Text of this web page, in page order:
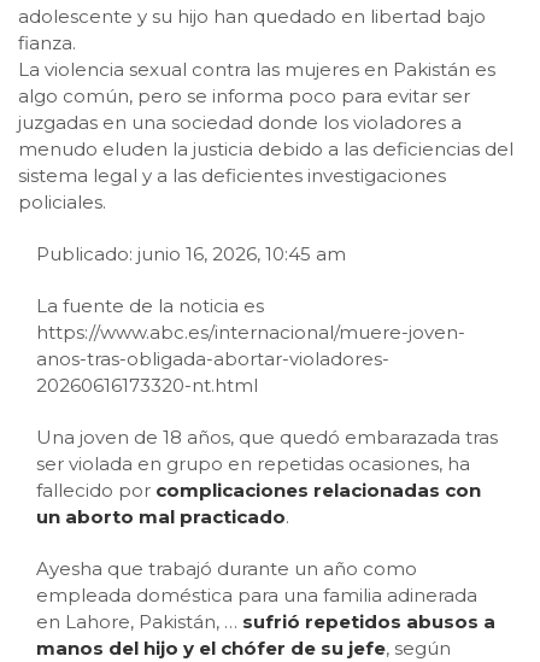
adolescente y su hijo han quedado en libertad bajo
fianza.
La violencia sexual contra las mujeres en Pakistán es
algo común, pero se informa poco para evitar ser
juzgadas en una sociedad donde los violadores a
menudo eluden la justicia debido a las deficiencias del
sistema legal y a las deficientes investigaciones
policiales.
Publicado: junio 16, 2026, 10:45 am
La fuente de la noticia es
https://www.abc.es/internacional/muere-joven-
anos-tras-obligada-abortar-violadores-
20260616173320-nt.html
Una joven de 18 años, que quedó embarazada tras
ser violada en grupo en repetidas ocasiones, ha
fallecido por complicaciones relacionadas con
un aborto mal practicado.
Ayesha que trabajó durante un año como
empleada doméstica para una familia adinerada
en Lahore, Pakistán, … sufrió repetidos abusos a
manos del hijo y el chófer de su jefe, según